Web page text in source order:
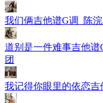
我们俩吉他谱G调_陈
道别是一件难事吉他
团
我记得你眼里的依恋